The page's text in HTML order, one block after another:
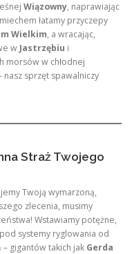
Wiązowny, naprawiając
łatamy przyczepy
Wielkim, a wracając,
w Jastrzębiu i
morsów w chłodnej
nasz sprzęt spawalniczy
Straż Twojego
Twoją wymarzoną,
zlecenia, musimy
Wstawiamy potężne,
systemy ryglowania od
gigantów takich jak Gerda